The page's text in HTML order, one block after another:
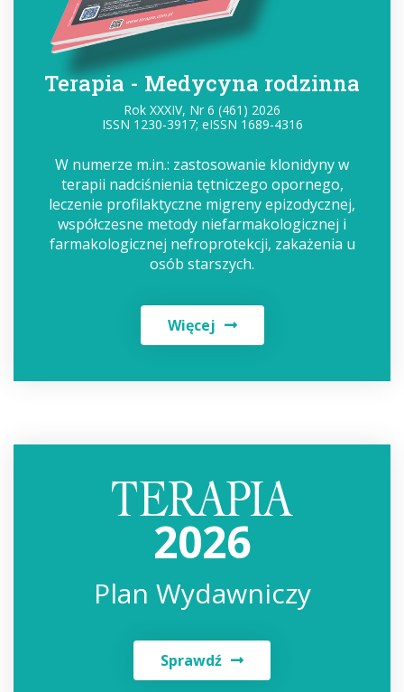
Terapia - Medycyna rodzinna
Rok XXXIV, Nr 6 (461) 2026
ISSN 1230-3917; eISSN 1689-4316
W numerze m.in.: zastosowanie klonidyny w
terapii nadciśnienia tętniczego opornego,
leczenie profilaktyczne migreny epizodycznej,
współczesne metody niefarmakologicznej i
farmakologicznej nefroprotekcji, zakażenia u
osób starszych.
Więcej
2026
Plan Wydawniczy
Sprawdź